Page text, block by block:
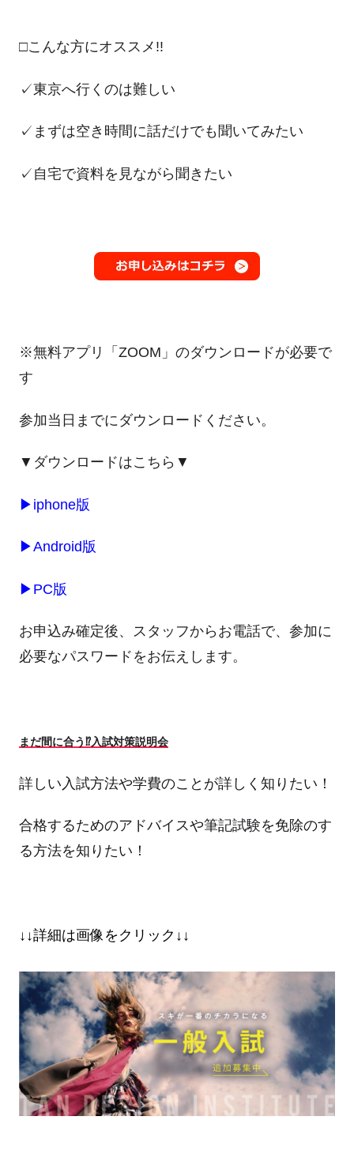
□こんな方にオススメ!!
✓東京へ行くのは難しい
✓まずは空き時間に話だけでも聞いてみたい
✓自宅で資料を見ながら聞きたい
※無料アプリ「ZOOM」のダウンロードが必要で
す
参加当日までにダウンロードください。
▼ダウンロードはこちら▼
▶ iphone版
▶Android版
▶ PC版
お申込み確定後、スタッフからお電話で、参加に
必要なパスワードをお伝えします。
まだ間に合う⁉入試対策説明会
詳しい入試方法や学費のことが詳しく知りたい！
合格するためのアドバイスや筆記試験を免除のす
る方法を知りたい！
↓↓詳細は画像をクリック↓↓